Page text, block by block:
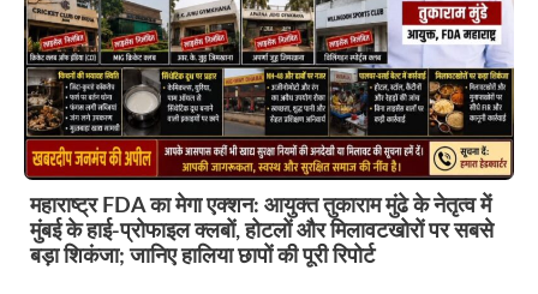
महाराष्ट्र FDA का मेगा एक्शन: आयुक्त तुकाराम मुंढे के नेतृत्व में
मुंबई के हाई-प्रोफाइल क्लबों, होटलों और मिलावटखोरों पर सबसे
बड़ा शिकंजा; जानिए हालिया छापों की पूरी रिपोर्ट